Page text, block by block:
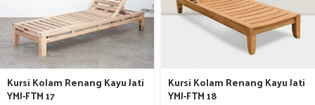
Kursi Kolam Renang Kayu Jati
YMJ-FTM 17
Kursi Kolam Renang Kayu Jati
YMJ-FTM 18